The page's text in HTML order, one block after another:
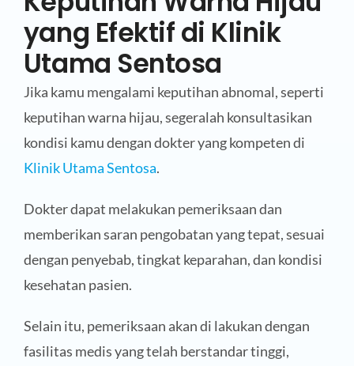
yang Efektif di Klinik
Utama Sentosa
Jika kamu mengalami keputihan abnomal, seperti
keputihan warna hijau, segeralah konsultasikan
kondisi kamu dengan dokter yang kompeten di
Klinik Utama Sentosa.
Dokter dapat melakukan pemeriksaan dan
memberikan saran pengobatan yang tepat, sesuai
dengan penyebab, tingkat keparahan, dan kondisi
kesehatan pasien.
Selain itu, pemeriksaan akan di lakukan dengan
fasilitas medis yang telah berstandar tinggi,